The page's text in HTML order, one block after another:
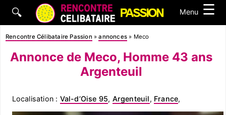
🔍 Menu ☰
Rencontre Célibataire Passion »annonces » Meco
Annonce de Meco, Homme 43 ans
Argenteuil
Localisation : Val-d’Oise 95, Argenteuil, France,